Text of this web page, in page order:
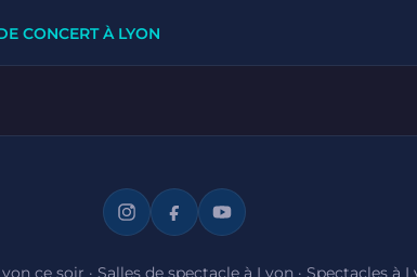
CONCERT À LYON
ce soir · Salles de spectacle à Lyon · Spectacles à